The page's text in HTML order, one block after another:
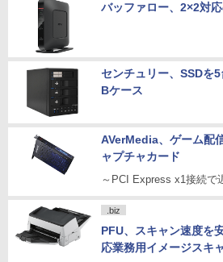
バッファロー、2×2対
センチュリー、SSDを
Bケース
AVerMedia、ゲーム配
ャプチャカード
～PCI Express x1接続で
.biz
PFU、スキャン速度を
応業務用イメージスキ